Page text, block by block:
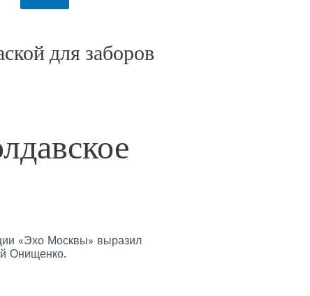
для заборов
«Эхо Москвы» выразил
Онищенко.